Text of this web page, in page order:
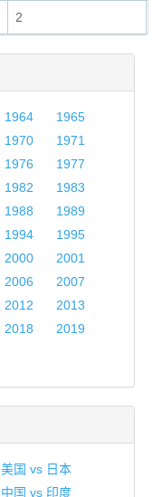
2
1964
1965
1970
1971
1976
1977
1982
1983
1988
1989
1994
1995
2000
2001
2006
2007
2012
2013
2018
2019
美国 vs 日本
中国 vs 印度